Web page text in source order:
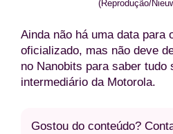
(Reprodução/
Ainda não há uma data para
oficializado, mas não deve
no Nanobits para saber tudo
intermediário da Motorola.
Gostou do conteúdo?